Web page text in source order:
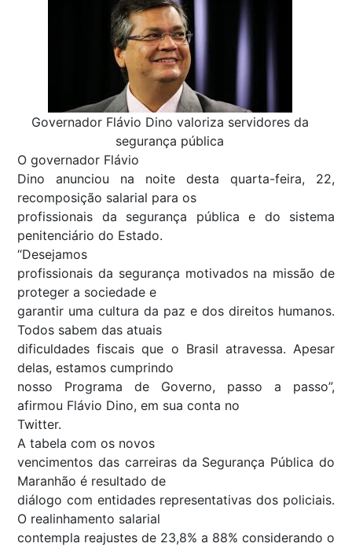
Governador Flávio Dino valoriza servidores da
segurança pública
O governador Flávio
Dino anunciou na noite desta quarta-feira, 22,
recomposição salarial para os
profissionais da segurança pública e do sistema
penitenciário do Estado.
“Desejamos
profissionais da segurança motivados na missão de
proteger a sociedade e
garantir uma cultura da paz e dos direitos humanos.
Todos sabem das atuais
dificuldades fiscais que o Brasil atravessa. Apesar
delas, estamos cumprindo
nosso Programa de Governo, passo a passo”,
afirmou Flávio Dino, em sua conta no
Twitter.
A tabela com os novos
vencimentos das carreiras da Segurança Pública do
Maranhão é resultado de
diálogo com entidades representativas dos policiais.
O realinhamento salarial
contempla reajustes de 23,8% a 88% considerando o